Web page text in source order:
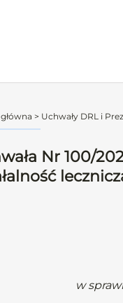
> Uchwały DRL i
Nr 100/
w